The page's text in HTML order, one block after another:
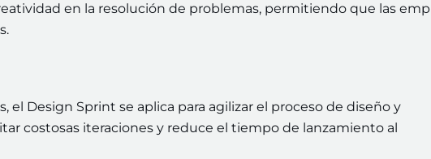
en la resolución de problemas, permitiendo que las
el Design Sprint se aplica para agilizar el proceso de diseño y
costosas iteraciones y reduce el tiempo de lanzamiento al